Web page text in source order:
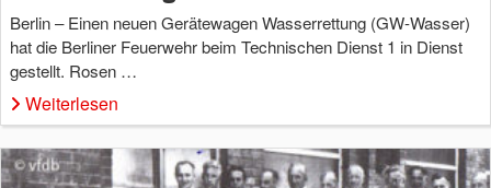
Berlin – Einen neuen Gerätewagen Wasserrettung (GW-Wasser)
hat die Berliner Feuerwehr beim Technischen Dienst 1 in Dienst
gestellt. Rosen …
Weiterlesen